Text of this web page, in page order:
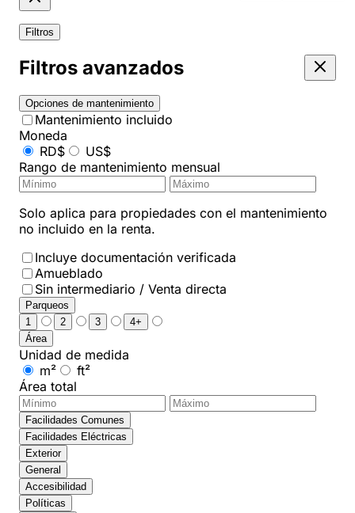
Filtros
Filtros avanzados
Opciones de mantenimiento
Mantenimiento incluido
Moneda
RD$
US$
Rango de mantenimiento mensual
Solo aplica para propiedades con el mantenimiento
no incluido en la renta.
Incluye documentación verificada
Amueblado
Sin intermediario / Venta directa
Parqueos
1
2 3
4+
Área
Unidad de medida
m²
ft²
Área total
Facilidades Comunes
Facilidades Eléctricas
Exterior
General
Accesibilidad
Políticas